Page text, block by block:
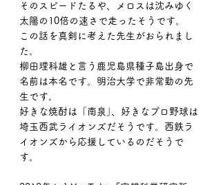
そのスピードたるや、メロスは沈みゆく
太陽の10倍の速さで走ったそうです。
この話を真剣に考えた先生がおられまし
た。
柳田理科雄と言う鹿児島県種子島出身で
名前は本名です。明治大学で非常勤の先
生です。
好きな焼酎は「南泉｣、好きなプロ野球は
埼玉西武ライオンズだそうです。西鉄ラ
イオンズから応援しているのだそうで
す。